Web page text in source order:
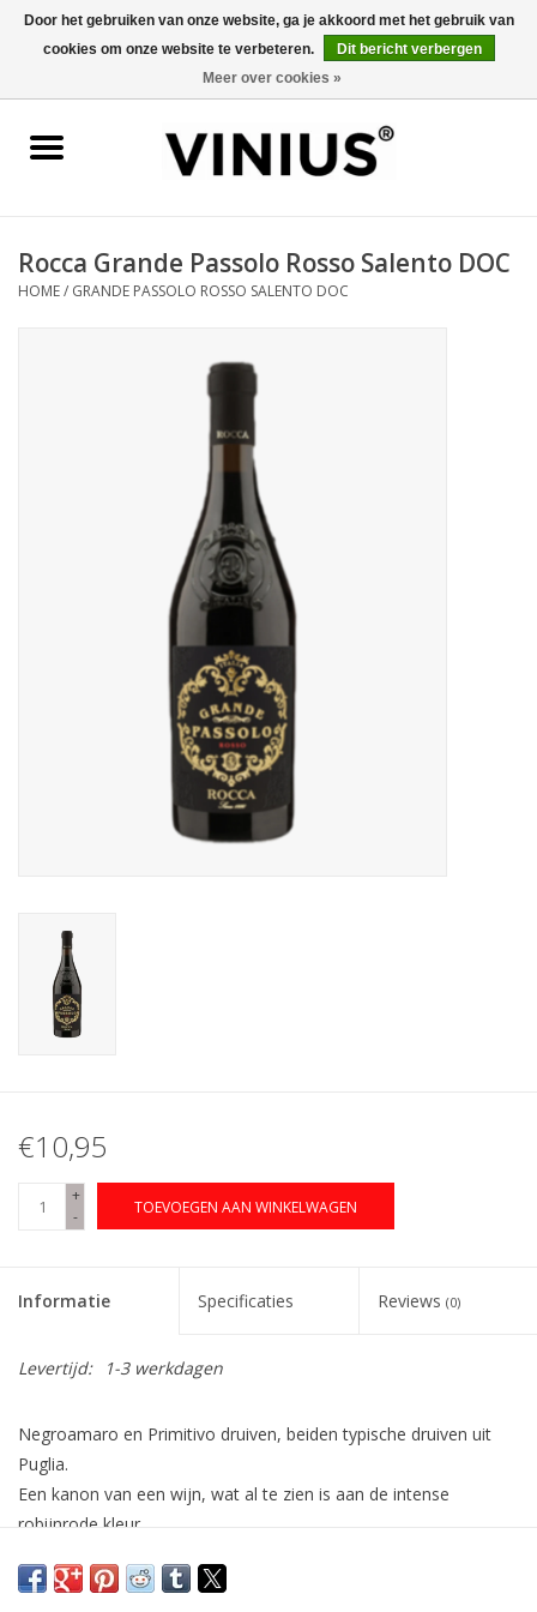
0 Artikelen - €0,00
Wijn per kleur/soort
Rocca Grande Passolo Rosso Salento DOC
HOME/ GRANDE PASSOLO ROSSO SALENTO DOC
€10,95
+
-
TOEVOEGEN AAN WINKELWAGEN
Informatie Specificaties Reviews (0)
Levertijd: 1-3 werkdagen
Negroamaro en Primitivo druiven, beiden typische druiven uit
Puglia.
Een kanon van een wijn, wat al te zien is aan de intense
robijnrode kleur.
rijp rood fruit zoals framboos, zwarte bes en kers. En dan
Door het gebruiken van onze website, ga je akkoord met het gebruik van
cookies om onze website te verbeteren.
Dit bericht verbergen
Meer over cookies »